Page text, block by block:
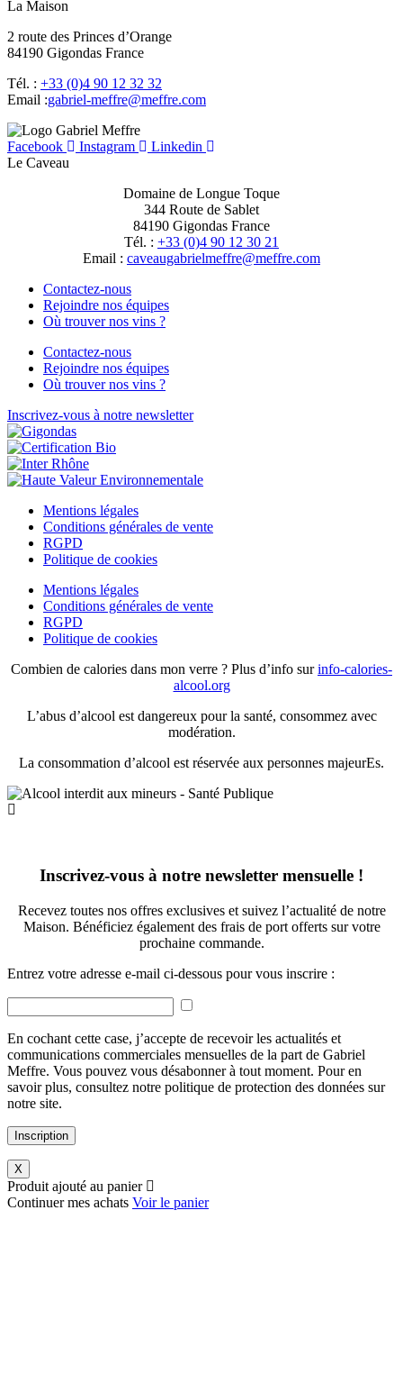
La Maison
2 route des Princes d’Orange
84190 Gigondas France
Tél. : +33 (0)4 90 12 32 32
Email :moc.erffem@erffem-leirbag
Facebook Instagram
Linkedin
Le Caveau
Domaine de Longue Toque
344 Route de Sablet
84190 Gigondas France
Tél. : +33 (0)4 90 12 30 21
Email : moc.erffem@erffemleirbaguaevac
Contactez-nous
Rejoindre nos équipes
Où trouver nos vins ?
Contactez-nous
Rejoindre nos équipes
Où trouver nos vins ?
Inscrivez-vous à notre newsletter
Mentions légales
Conditions générales de vente
RGPD
Politique de cookies
Mentions légales
Conditions générales de vente
RGPD
Politique de cookies
Combien de calories dans mon verre ? Plus d’info surinfo-calories-
alcool.org
L’abus d’alcool est dangereux pour la santé, consommez avec
modération.
La consommation d’alcool est réservée aux personnes majeurEs.
Inscrivez-vous à notre newsletter mensuelle !
Recevez toutes nos offres exclusives et suivez l’actualité de notre
Maison. Bénéficiez également des frais de port offerts sur votre
prochaine commande.
Entrez votre adresse e-mail ci-dessous pour vous inscrire :
En cochant cette case, j’accepte de recevoir les actualités et
communications commerciales mensuelles de la part de Gabriel
Meffre. Vous pouvez vous désabonner à tout moment. Pour en
savoir plus, consultez notre politique de protection des données sur
notre site.
Inscription
X
Produit ajouté au panier
Continuer mes achats Voir le panier